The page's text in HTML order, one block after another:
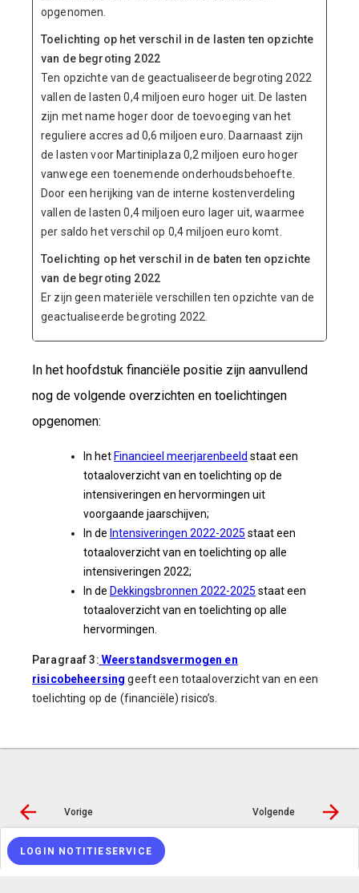
opgenomen.
Toelichting op het verschil in de lasten ten opzichte
van de begroting 2022
Ten opzichte van de geactualiseerde begroting 2022
vallen de lasten 0,4 miljoen euro hoger uit. De lasten
zijn met name hoger door de toevoeging van het
reguliere accres ad 0,6 miljoen euro. Daarnaast zijn
de lasten voor Martiniplaza 0,2 miljoen euro hoger
vanwege een toenemende onderhoudsbehoefte.
Door een herijking van de interne kostenverdeling
vallen de lasten 0,4 miljoen euro lager uit, waarmee
per saldo het verschil op 0,4 miljoen euro komt.
Toelichting op het verschil in de baten ten opzichte
van de begroting 2022
Er zijn geen materiële verschillen ten opzichte van de
geactualiseerde begroting 2022.
In het hoofdstuk financiële positie zijn aanvullend
nog de volgende overzichten en toelichtingen
opgenomen:
In het Financieel meerjarenbeeld staat een
totaaloverzicht van en toelichting op de
intensiveringen en hervormingen uit
voorgaande jaarschijven;
In de Intensiveringen 2022-2025 staat een
totaaloverzicht van en toelichting op alle
intensiveringen 2022;
In de Dekkingsbronnen 2022-2025 staat een
totaaloverzicht van en toelichting op alle
hervormingen.
Paragraaf 3: Weerstandsvermogen en
risicobeheersing geeft een totaaloverzicht van en een
toelichting op de (financiële) risico’s.
Vorige Volgende
© Inergy|Privacy statement Toegankelijkheidsverklaring
LOGIN NOTITIESERVICE